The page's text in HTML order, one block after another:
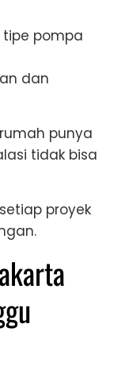
tipe pompa
dan
punya
tidak bisa
proyek